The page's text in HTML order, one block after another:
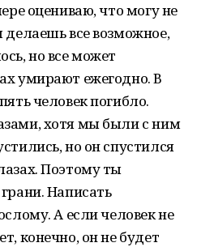
оцениваю, что могу не
делаешь все возможное,
но все может
умирают ежегодно. В
человек погибло.
хотя мы были с ним
но он спустился
Поэтому ты
Написать
А если человек не
конечно, он не будет